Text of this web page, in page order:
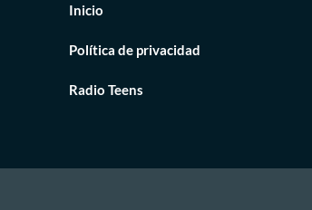
Inicio
Política de privacidad
Radio Teens